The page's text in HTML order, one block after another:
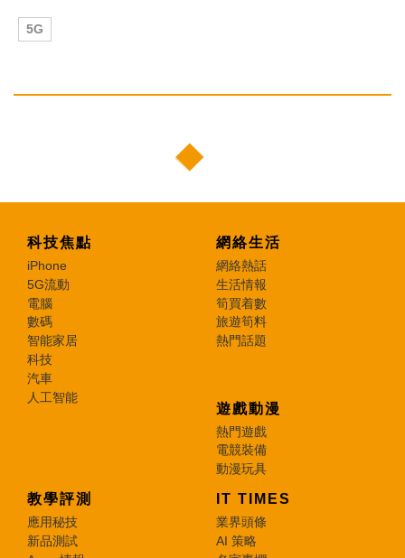
5G
科技焦點
iPhone
5G流動
電腦
數碼
智能家居
科技
汽車
人工智能
網絡生活
網絡熱話
生活情報
筍買着數
旅遊筍料
熱門話題
遊戲動漫
熱門遊戲
電競裝備
動漫玩具
教學評測
應用秘技
新品測試
IT TIMES
業界頭條
AI 策略